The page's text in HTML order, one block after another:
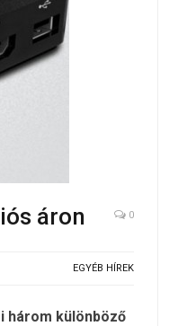
áron 0
EGYÉB HÍREK
három különböző